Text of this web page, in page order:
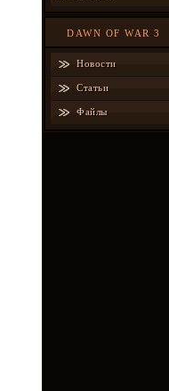
DAWN OF WAR 3
Новости
Статьи
Файлы